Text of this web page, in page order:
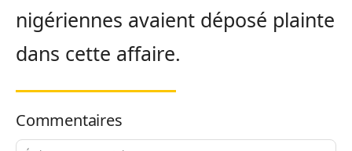
nigériennes avaient déposé plainte
dans cette affaire.
Commentaires